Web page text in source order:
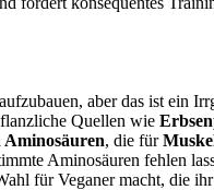
aber das ist ein
Quellen wie
, die für
Aminosäuren fehlen
für Veganer macht, die